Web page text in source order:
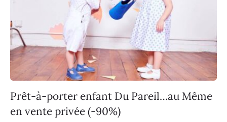
Prêt-à-porter enfant Du Pareil…au Même
en vente privée (-90%)